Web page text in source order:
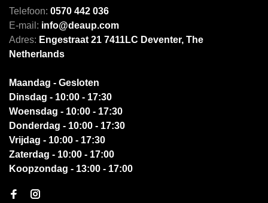
Telefoon: 0570 442 036
E-mail: info@deaup.com
Adres: Engestraat 21 7411LC Deventer, The
Netherlands
Maandag - Gesloten
Dinsdag - 10:00 - 17:30
Woensdag - 10:00 - 17:30
Donderdag - 10:00 - 17:30
Vrijdag - 10:00 - 17:30
Zaterdag - 10:00 - 17:00
Koopzondag - 13:00 - 17:00